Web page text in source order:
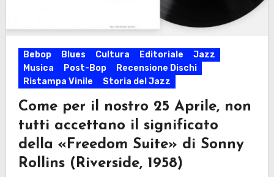
Bebop Blues Cultura Editoriale
Jazz
Musica
Post-Bop
Recensione Dischi
Ristampa Vinile
Storia del Jazz
Come per il nostro 25 Aprile, non
tutti accettano il significato
della «Freedom Suite» di Sonny
Rollins (Riverside, 1958)